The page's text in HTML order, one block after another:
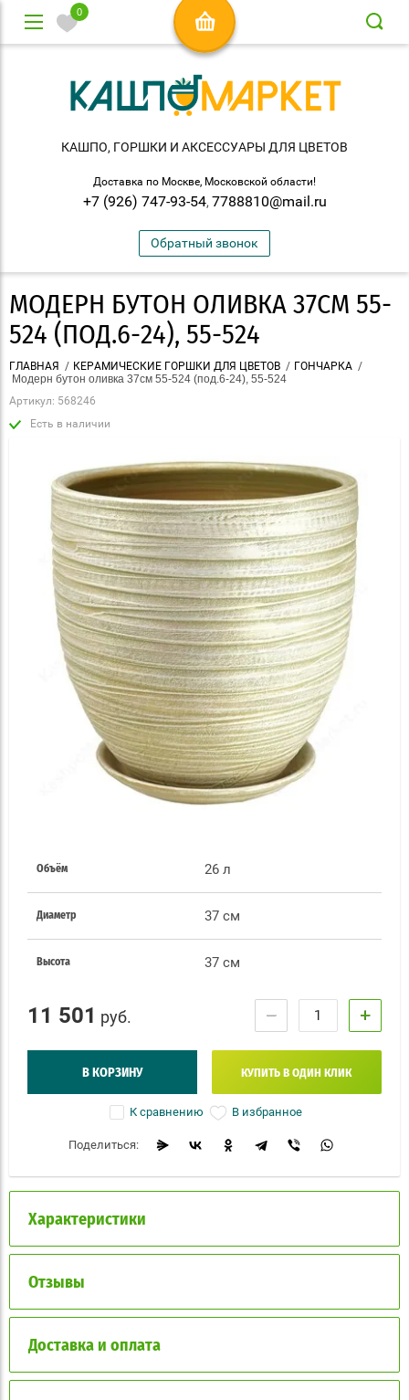
0
КАШПО, ГОРШКИ И АКСЕСCУАРЫ ДЛЯ ЦВЕТОВ
Доставка по Москве, Московской области!
+7 (926) 747-93-54, 7788810@mail.ru
Обратный звонок
МОДЕРН БУТОН ОЛИВКА 37СМ 55-
524 (ПОД.6-24), 55-524
ГЛАВНАЯ / КЕРАМИЧЕСКИЕ ГОРШКИ ДЛЯ ЦВЕТОВ / ГОНЧАРКА /
Модерн бутон оливка 37см 55-524 (под.6-24), 55-524
Артикул: 568246
Есть в наличии
Объём 26 л
Диаметр 37 см
Высота 37 см
11 501 руб. − +
В КОРЗИНУ КУПИТЬ В ОДИН КЛИК
К сравнению В избранное
Поделиться:
Характеристики
Отзывы
Доставка и оплата